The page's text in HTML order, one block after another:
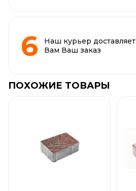
Наш курьер доставляет
Вам Ваш заказ
ПОХОЖИЕ ТОВАРЫ